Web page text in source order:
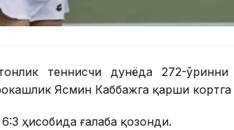
теннисчи дунёда 272-
Ясмин Каббажга қарши кортга
ҳисобида ғалаба қозонди.